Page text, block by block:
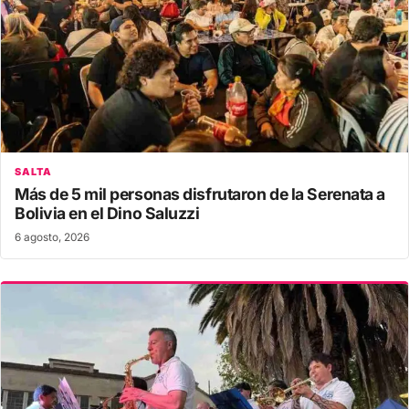
SALTA
Más de 5 mil personas disfrutaron de la Serenata a
Bolivia en el Dino Saluzzi
6 agosto, 2026